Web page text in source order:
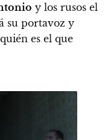
y los rusos el
su portavoz y
es el que